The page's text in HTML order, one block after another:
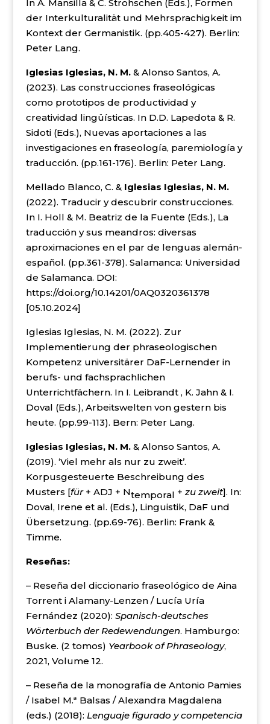
In A. Mansilla & C. Strohschen (Eds.), Formen
der Interkulturalität und Mehrsprachigkeit im
Kontext der Germanistik. (pp.405-427). Berlin:
Peter Lang.
Iglesias Iglesias, N. M.& Alonso Santos, A.
(2023). Las construcciones fraseológicas
como prototipos de productividad y
creatividad lingüísticas. In D.D. Lapedota & R.
Sidoti (Eds.), Nuevas aportaciones a las
investigaciones en fraseología, paremiología y
traducción. (pp.161-176). Berlin: Peter Lang.
Mellado Blanco, C. &Iglesias Iglesias, N. M.
(2022). Traducir y descubrir construcciones.
In I. Holl & M. Beatriz de la Fuente (Eds.), La
traducción y sus meandros: diversas
aproximaciones en el par de lenguas alemán-
español. (pp.361-378). Salamanca: Universidad
de Salamanca. DOI:
https://doi.org/10.14201/0AQ0320361378
[05.10.2024]
Iglesias Iglesias, N. M. (2022). Zur
Implementierung der phraseologischen
Kompetenz universitärer DaF-Lernender in
berufs- und fachsprachlichen
Unterrichtfächern. In I. Leibrandt , K. Jahn & I.
Doval (Eds.), Arbeitswelten von gestern bis
heute. (pp.99-113). Bern: Peter Lang.
Iglesias Iglesias, N. M.& Alonso Santos, A.
(2019). ‘Viel mehr als nur zu zweit’.
Korpusgesteuerte Beschreibung des
Musters [für+ ADJ + Ntemporal + zu zweit]. In:
Doval, Irene et al. (Eds.), Linguistik, DaF und
Übersetzung. (pp.69-76). Berlin: Frank &
Timme.
Reseñas:
– Reseña del diccionario fraseológico de Aina
Torrent i Alamany-Lenzen / Lucía Uría
Fernández (2020): Spanisch-deutsches
Wörterbuch der Redewendungen. Hamburgo:
Buske. (2 tomos) Yearbook of Phraseology,
2021, Volume 12.
– Reseña de la monografía de Antonio Pamies
/ Isabel M.ª Balsas / Alexandra Magdalena
(eds.) (2018): Lenguaje figurado y competencia